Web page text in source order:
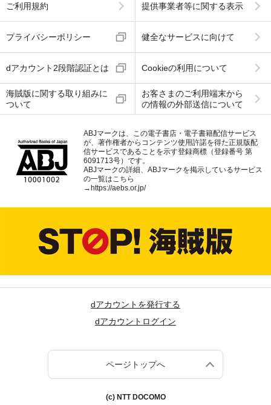
ご利用規約 提供事業者等に関する表示
プライバシーポリシー 健全なサービスに向けて
dアカウント2段階認証とは Cookieの利用について
海賊版に関する取り組みに
ついて
お客さまのご利用端末から
の情報の外部送信について
ABJマークは、この電子書店・電子書籍配信サービス
が、著作権者からコンテンツ使用許諾を得た正規版配
信サービスであることを示す登録商標（登録番号 第
6091713号）です。
ABJマークの詳細、ABJマークを掲示しているサービス
の一覧はこちら
→ https://aebs.or.jp/
dアカウントを発行する
dアカウントログイン
ページトップへ
(c) NTT DOCOMO